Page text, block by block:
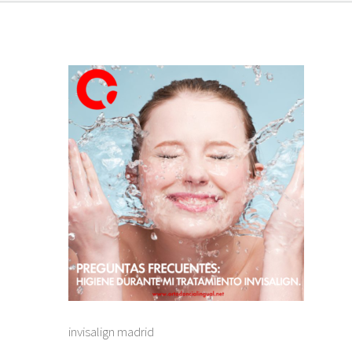
invisalign madrid